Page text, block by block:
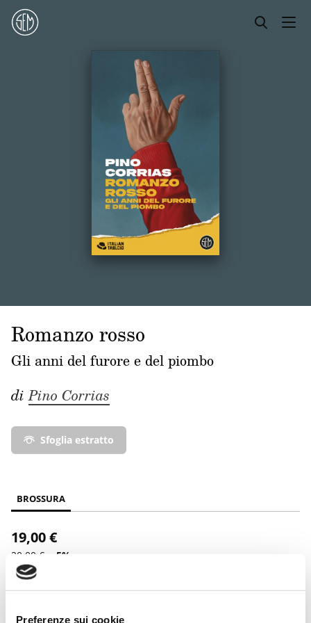
Preferenze sui cookie
Romanzo rosso
Gli anni del furore e del piombo
diPino Corrias
Sfoglia estratto
BROSSURA
19,00 €
20,00 € -5%
Acquista su Ibs.it